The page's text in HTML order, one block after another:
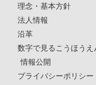
理念・基本方針
法人情報
沿革
数字で見るこうほうえ
情報公開
プライバシーポリシー